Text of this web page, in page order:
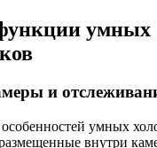
умных
и
умных
внутри